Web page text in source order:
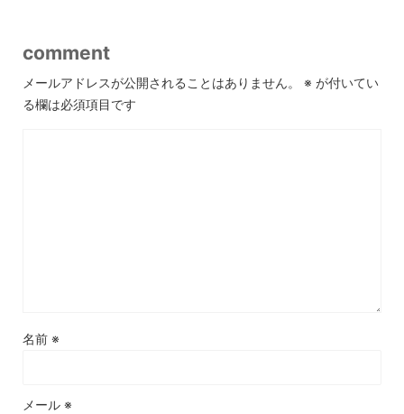
comment
メールアドレスが公開されることはありません。 ※ が付いてい
る欄は必須項目です
名前 ※
メール ※